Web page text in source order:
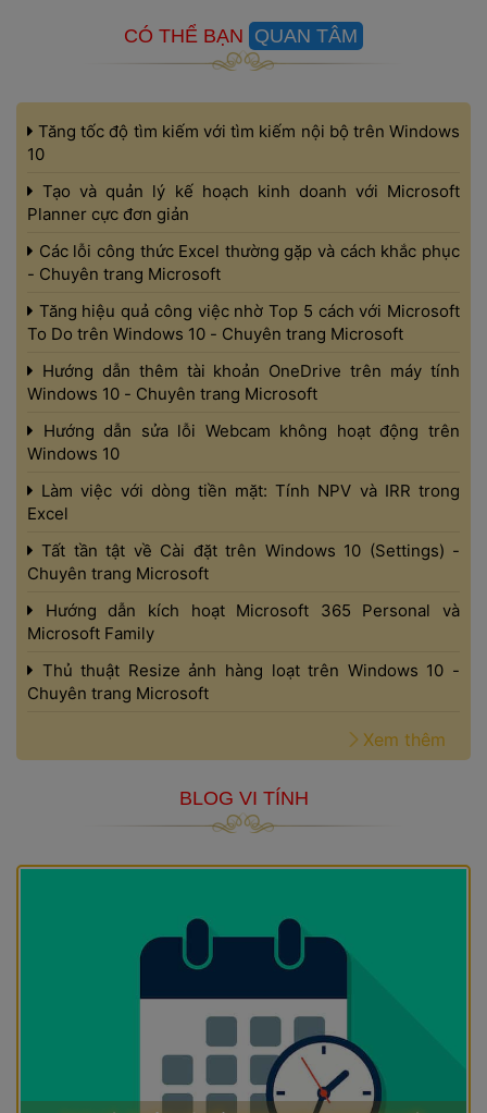
CÓ THỂ BẠN QUAN TÂM
Tăng tốc độ tìm kiếm với tìm kiếm nội bộ trên Windows
10
Tạo và quản lý kế hoạch kinh doanh với Microsoft
Planner cực đơn giản
Các lỗi công thức Excel thường gặp và cách khắc phục
- Chuyên trang Microsoft
Tăng hiệu quả công việc nhờ Top 5 cách với Microsoft
To Do trên Windows 10 - Chuyên trang Microsoft
Hướng dẫn thêm tài khoản OneDrive trên máy tính
Windows 10 - Chuyên trang Microsoft
Hướng dẫn sửa lỗi Webcam không hoạt động trên
Windows 10
Làm việc với dòng tiền mặt: Tính NPV và IRR trong
Excel
Tất tần tật về Cài đặt trên Windows 10 (Settings) -
Chuyên trang Microsoft
Hướng dẫn kích hoạt Microsoft 365 Personal và
Microsoft Family
Thủ thuật Resize ảnh hàng loạt trên Windows 10 -
Chuyên trang Microsoft
Xem thêm
BLOG VI TÍNH